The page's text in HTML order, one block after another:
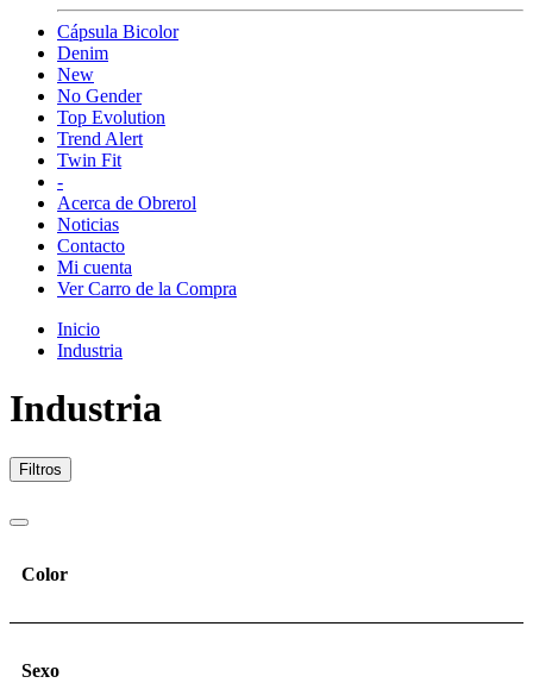
Cápsula Bicolor
Denim
New
No Gender
Top Evolution
Trend Alert
Twin Fit
-
Acerca de Obrerol
Noticias
Contacto
Mi cuenta
Ver Carro de la Compra
Inicio
Industria
Industria
Filtros
Color
Sexo